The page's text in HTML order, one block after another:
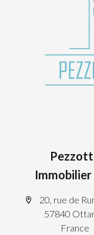
Immobilier
20, rue de
57840
France